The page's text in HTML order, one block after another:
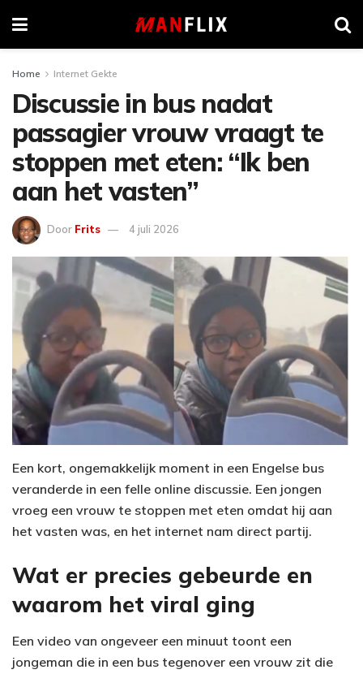
Home Internet Gekte
Discussie in bus nadat
passagier vrouw vraagt te
stoppen met eten: “Ik ben
aan het vasten”
Door Frits 4 juli 2026
Een kort, ongemakkelijk moment in een Engelse bus
veranderde in een felle online discussie. Een jongen
vroeg een vrouw te stoppen met eten omdat hij aan
het vasten was, en het internet nam direct partij.
Wat er precies gebeurde en
waarom het viral ging
Een video van ongeveer een minuut toont een
jongeman die in een bus tegenover een vrouw zit die